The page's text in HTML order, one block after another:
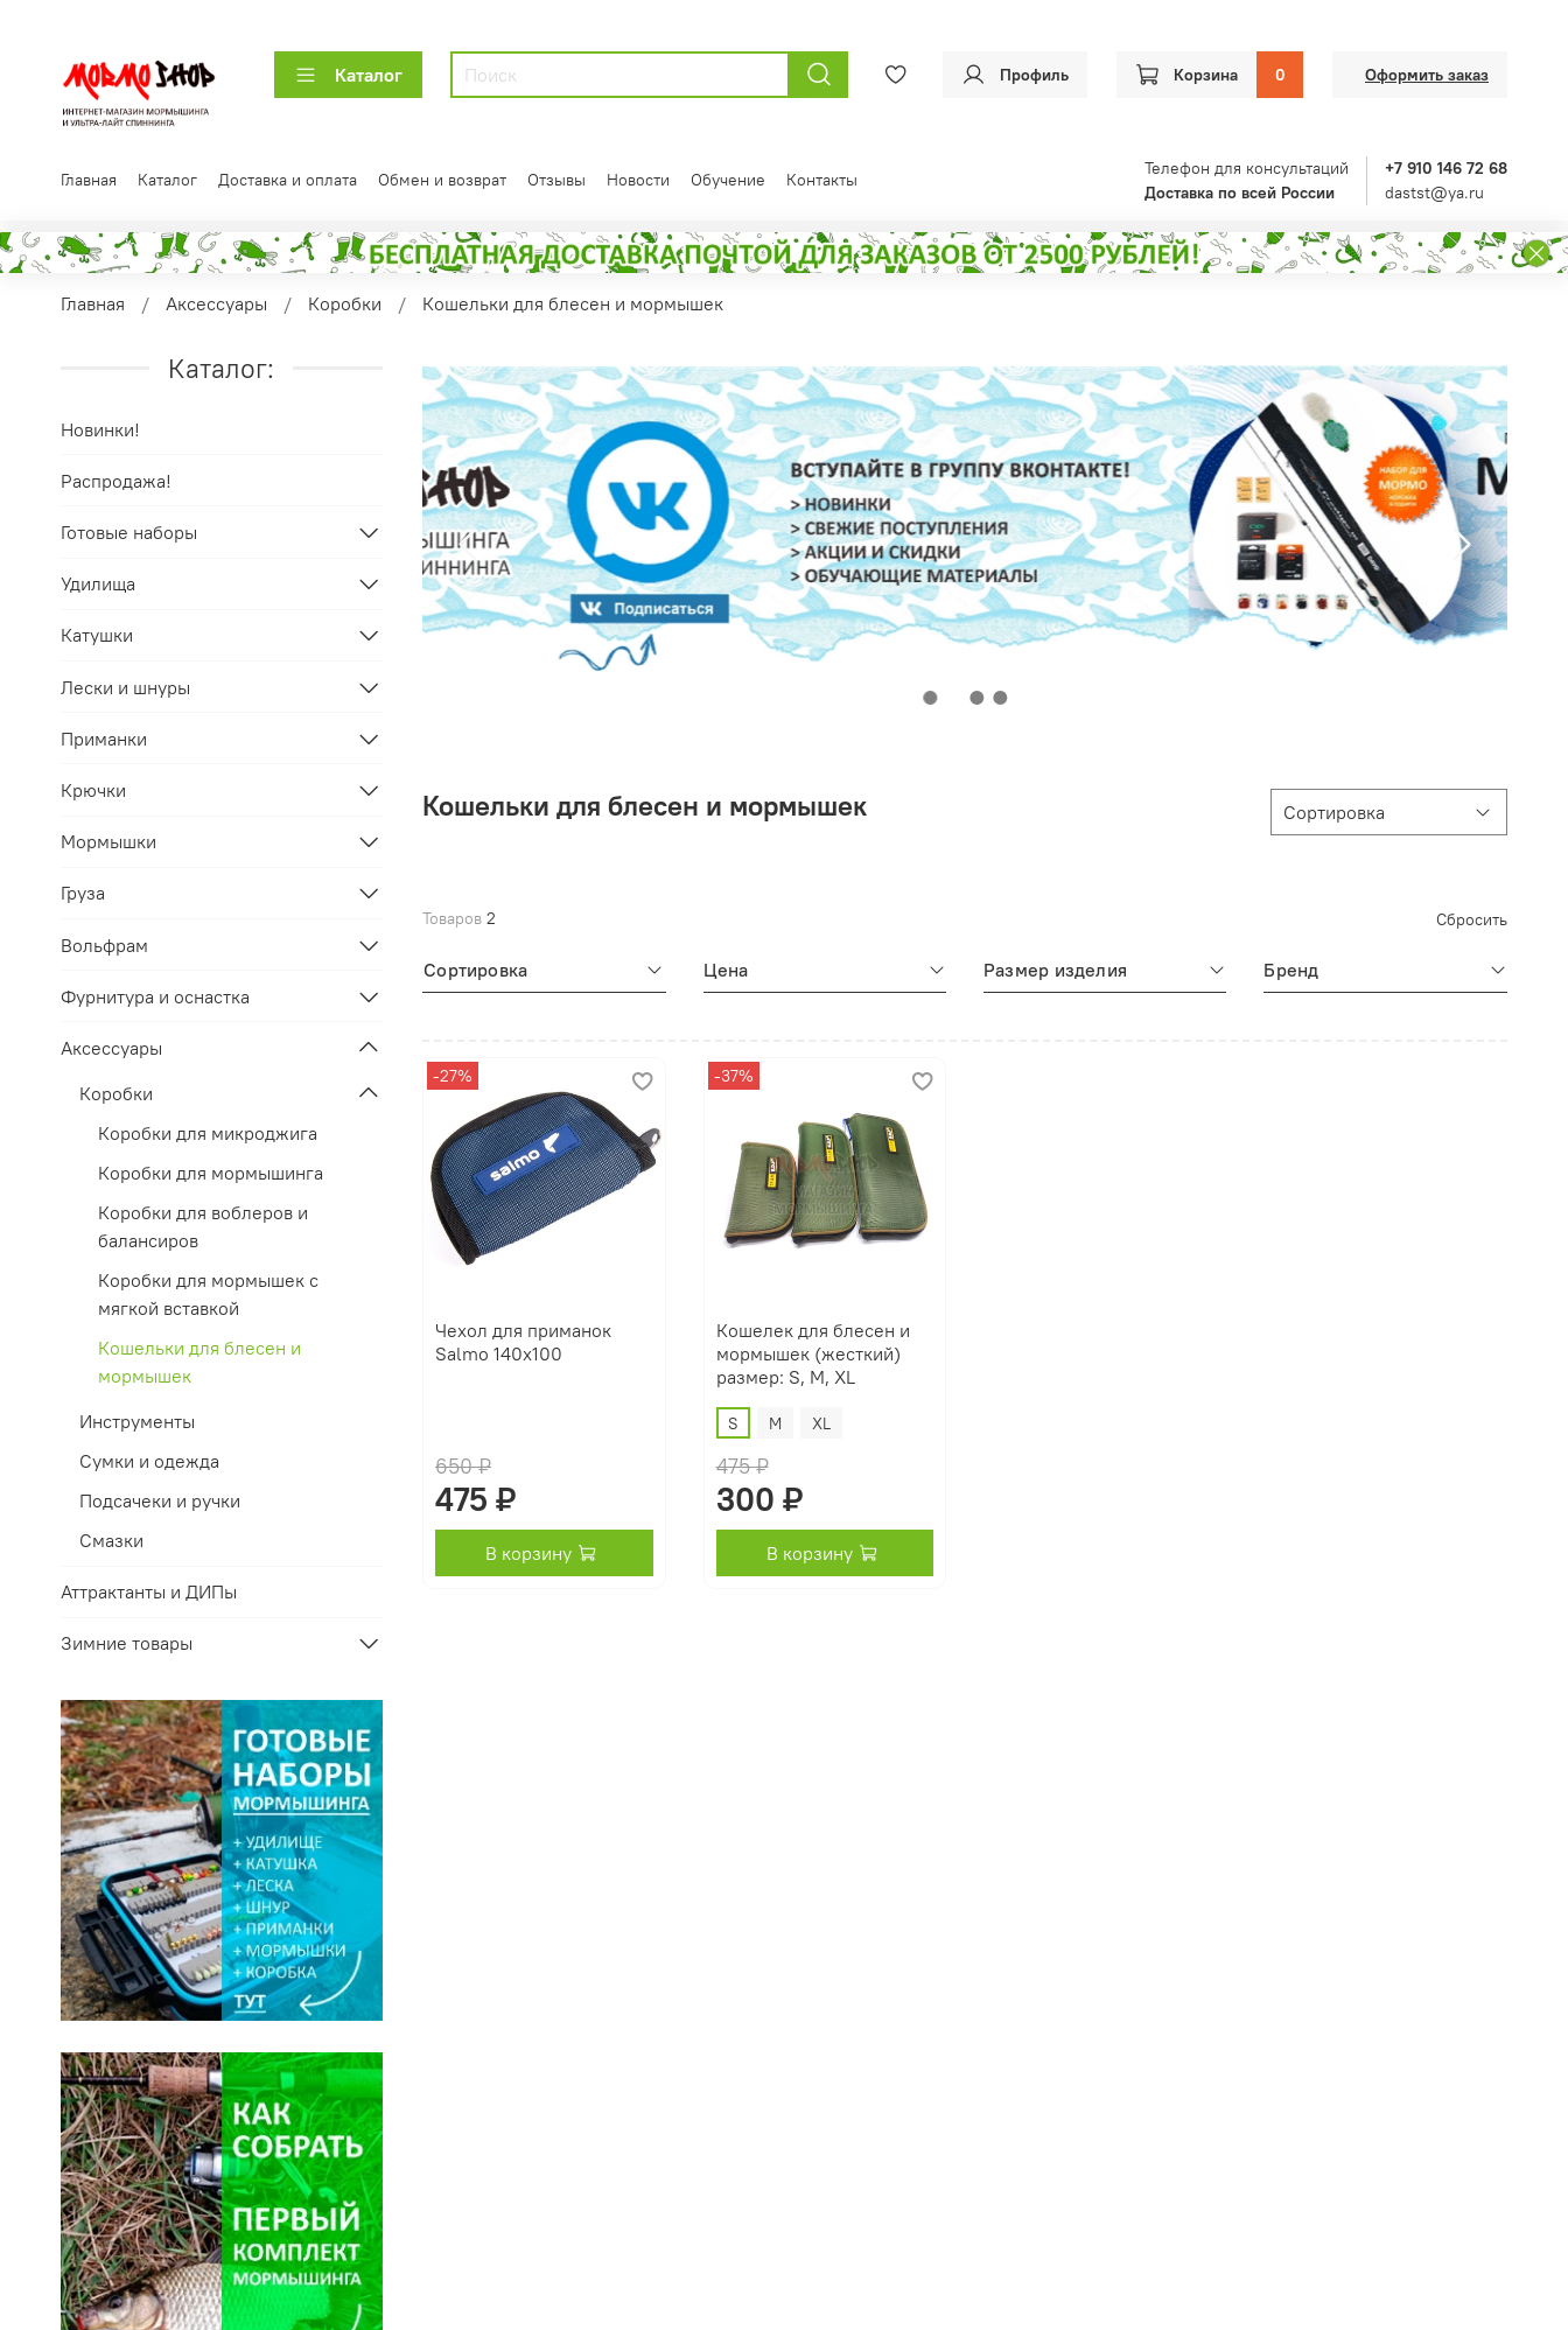
Каталог Профиль Корзина 0 Оформить заказ
Главная Каталог Доставка и оплата Обмен и возврат Отзывы Новости Обучение Контакты
Телефон для консультаций
Доставка по всей России
+7 910 146 72 68
dastst@ya.ru
Главная Аксессуары Коробки Кошельки для блесен и мормышек
Кошельки для блесен и мормышек
Товаров2 Сбросить
Сортировка Цена Размер изделия Бренд
-27%
Чехол для приманок
Salmo 140x100
650 ₽
475 ₽
В корзину
-37%
Кошелек для блесен и
мормышек (жесткий)
размер: S, M, XL
S M XL
475 ₽
300 ₽
В корзину
Каталог:
Новинки!
Распродажа!
Готовые наборы
Удилища
Катушки
Лески и шнуры
Приманки
Крючки
Мормышки
Груза
Вольфрам
Фурнитура и оснастка
Аксессуары
Коробки
Коробки для микроджига
Коробки для мормышинга
Коробки для воблеров и
балансиров
Коробки для мормышек с
мягкой вставкой
Кошельки для блесен и
мормышек
Инструменты
Сумки и одежда
Подсачеки и ручки
Смазки
Аттрактанты и ДИПы
Зимние товары